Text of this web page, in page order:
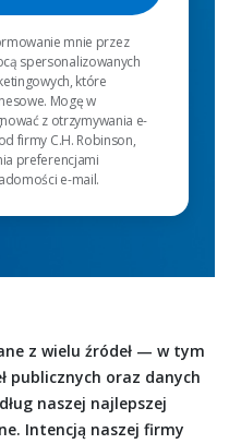
mnie przez
spersonalizowanych
które
Mogę w
z otrzymywania e-
firmy C.H. Robinson,
preferencjami
e-mail.
z wielu źródeł — w tym
publicznych oraz danych
naszej najlepszej
Intencją naszej firmy